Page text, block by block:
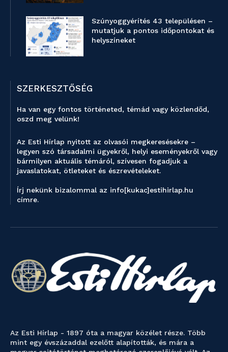
Szúnyoggyérítés 43 településen –
mutatjuk a pontos időpontokat és
helyszíneket
SZERKESZTŐSÉG
Ha van egy fontos történeted, témád vagy közlendőd,
oszd meg velünk!
Az Esti Hírlap nyitott az olvasói megkeresésekre –
legyen szó társadalmi ügyekről, helyi eseményekről vagy
bármilyen aktuális témáról, szívesen fogadjuk a
javaslatokat, ötleteket és észrevételeket.
Írj nekünk bizalommal az info[kukac]estihirlap.hu
címre.
Az Esti Hírlap - 1897 óta a magyar közélet része. Több
mint egy évszázaddal ezelőtt alapították, és mára a